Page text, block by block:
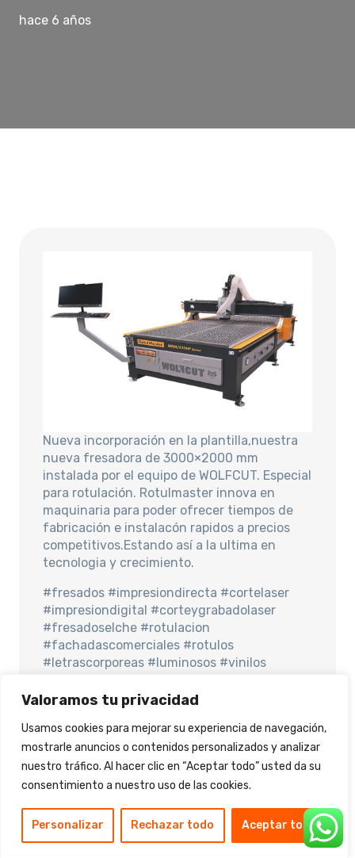
Valoramos tu privacidad
Usamos cookies para mejorar su experiencia de navegación,
mostrarle anuncios o contenidos personalizados y analizar
nuestro tráfico. Al hacer clic en “Aceptar todo” usted da su
consentimiento a nuestro uso de las cookies.
Personalizar Rechazar todo Aceptar todo
hace 6 años
Nueva incorporación en la plantilla,nuestra
nueva fresadora de 3000×2000 mm
instalada por el equipo de WOLFCUT. Especial
para rotulación. Rotulmaster innova en
maquinaria para poder ofrecer tiempos de
fabricación e instalacón rapidos a precios
competitivos.Estando así a la ultima en
tecnologia y crecimiento.
#fresados #impresiondirecta #cortelaser
#impresiondigital #corteygrabadolaser
#fresadoselche #rotulacion
#fachadascomerciales #rotulos
#letrascorporeas #luminosos #vinilos
#rotuloselche #letrasrecortadas #letreros
#publicidadexterior #publicidadinterior
#rotuloselche #cortelaserelche
#metacrilatoselche #pvc #dibond #forex
#cristal